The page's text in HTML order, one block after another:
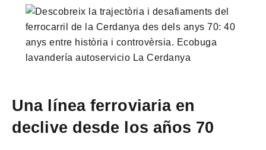
Una línea ferroviaria en
declive desde los años 70